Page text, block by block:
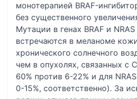
монотерапией BRAF-
без существенного
Мутации в генах BRAF и
встречаются в меланоме
хронического солнечного
чем в опухолях, связанных с
60% против 6-22% и для
0-15%, соответственно). За